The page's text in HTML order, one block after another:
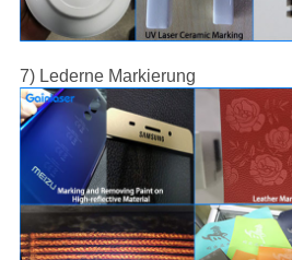
7) Lederne Markierung